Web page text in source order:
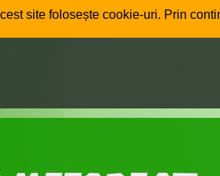
site folosește cookie-uri. Prin